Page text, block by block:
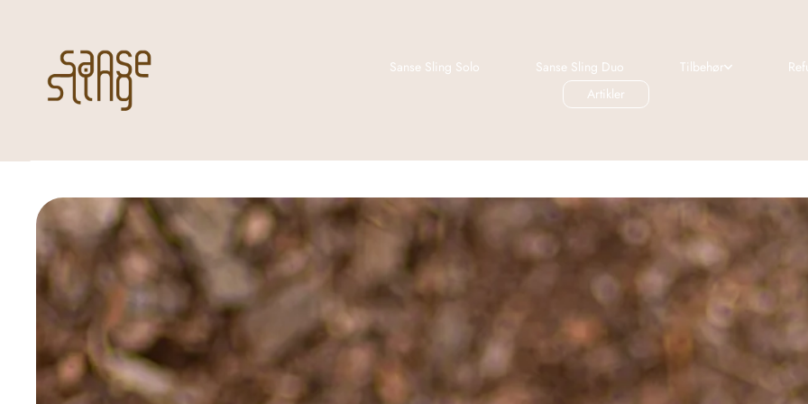
Sanse Sling Solo Sanse Sling Duo Tilbehør
Artikler